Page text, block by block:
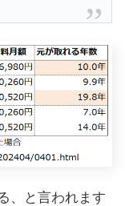
、と言われます